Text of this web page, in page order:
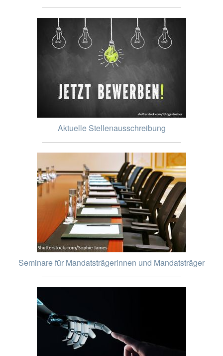
Aktuelle Stellenausschreibung
Seminare für Mandatsträgerinnen und Mandatsträger